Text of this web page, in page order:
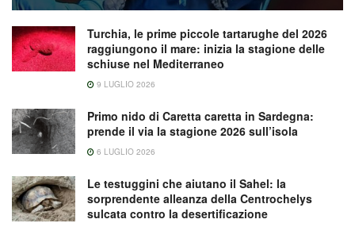
Turchia, le prime piccole tartarughe del 2026
raggiungono il mare: inizia la stagione delle
schiuse nel Mediterraneo
9 LUGLIO 2026
Primo nido di Caretta caretta in Sardegna:
prende il via la stagione 2026 sull’isola
6 LUGLIO 2026
Le testuggini che aiutano il Sahel: la
sorprendente alleanza della Centrochelys
sulcata contro la desertificazione